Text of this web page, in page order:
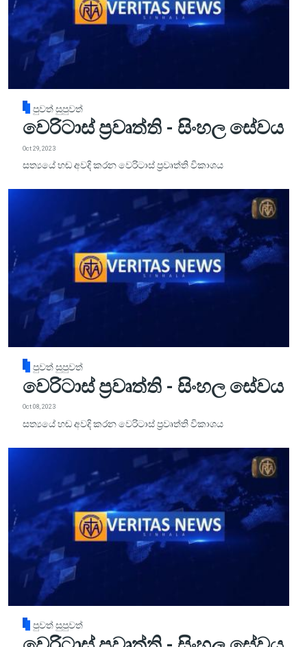
පුවත් සුපුවත්
වෙරිටාස් ප්‍රවෘත්ති - සිංහල සේවය
Oct 29, 2023
සත්‍යයේ හඬ අවදි කරන වෙරිටාස් ප්‍රවෘත්ති විකාශය
පුවත් සුපුවත්
වෙරිටාස් ප්‍රවෘත්ති - සිංහල සේවය
Oct 08, 2023
සත්‍යයේ හඬ අවදි කරන වෙරිටාස් ප්‍රවෘත්ති විකාශය
පුවත් සුපුවත්